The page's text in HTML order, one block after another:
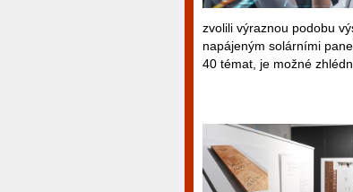
zvolili výraznou podobu
napájeným solárními
40 témat, je možné